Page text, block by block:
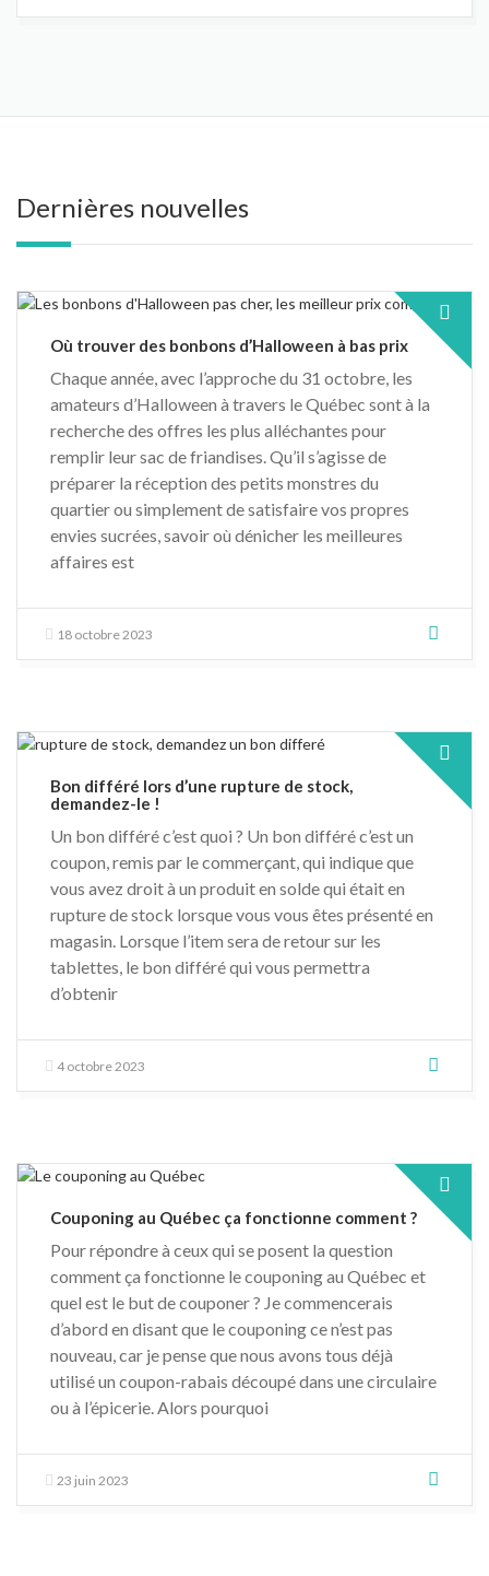
Dernières nouvelles
Où trouver des bonbons d’Halloween à bas prix
Chaque année, avec l’approche du 31 octobre, les
amateurs d’Halloween à travers le Québec sont à la
recherche des offres les plus alléchantes pour
remplir leur sac de friandises. Qu’il s’agisse de
préparer la réception des petits monstres du
quartier ou simplement de satisfaire vos propres
envies sucrées, savoir où dénicher les meilleures
affaires est
18 octobre 2023
Bon différé lors d’une rupture de stock,
demandez-le !
Un bon différé c’est quoi ? Un bon différé c’est un
coupon, remis par le commerçant, qui indique que
vous avez droit à un produit en solde qui était en
rupture de stock lorsque vous vous êtes présenté en
magasin. Lorsque l’item sera de retour sur les
tablettes, le bon différé qui vous permettra
d’obtenir
4 octobre 2023
Couponing au Québec ça fonctionne comment ?
Pour répondre à ceux qui se posent la question
comment ça fonctionne le couponing au Québec et
quel est le but de couponer ? Je commencerais
d’abord en disant que le couponing ce n’est pas
nouveau, car je pense que nous avons tous déjà
utilisé un coupon-rabais découpé dans une circulaire
ou à l’épicerie. Alors pourquoi
23 juin 2023